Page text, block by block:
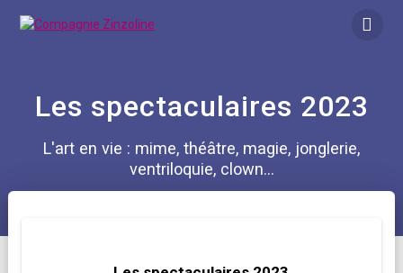
Les spectaculaires 2023
L'art en vie : mime, théâtre, magie, jonglerie,
ventriloquie, clown...